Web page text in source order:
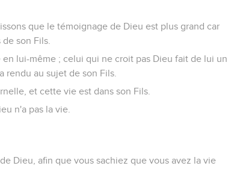
que le témoignage de Dieu est plus grand car
son Fils.
lui-même ; celui qui ne croit pas Dieu fait de lui un
rendu au sujet de son Fils.
et cette vie est dans son Fils.
n'a pas la vie.
Dieu, afin que vous sachiez que vous avez la vie